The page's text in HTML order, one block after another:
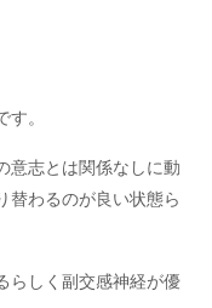
。
意志とは関係なしに動
替わるのが良い状態ら
らしく副交感神経が優